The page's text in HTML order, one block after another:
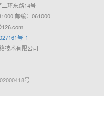
环东路14号
邮编：061000
号-1
技术有限公司
号